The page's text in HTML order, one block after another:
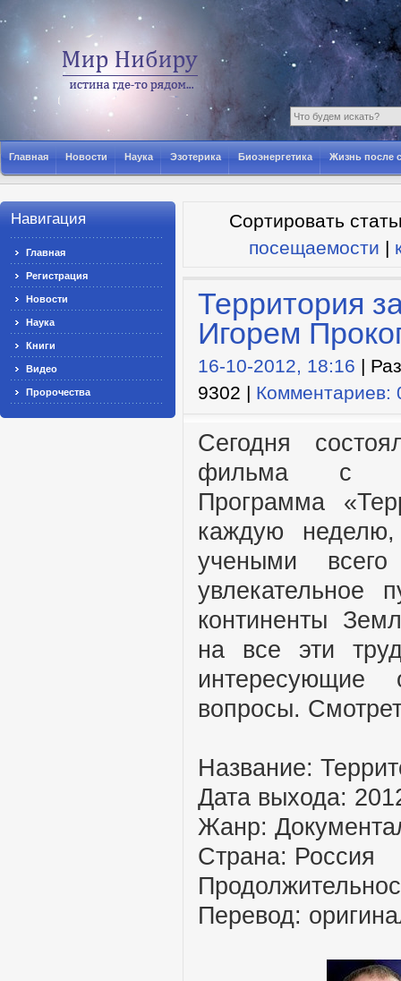
Главная Новости Наука Эзотерика Биоэнергетика Жизнь после
Навигация
Главная
Регистрация
Новости
Наука
Книги
Видео
Пророчества
Сортировать
посещаемости |
Территория
Игорем
16-10-2012, 18:16 |
9302 | Комментариев:
Сегодня
фильма с
Программа
каждую
учеными
увлекательное
континенты
на все эти
вопросы.
Название:
Дата выхода:
Жанр:
Страна: Россия
Перевод: